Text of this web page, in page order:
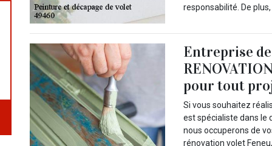
responsabilité. De
Entreprise
pour tout
Si vous souhaitez
est spécialiste dans le
nous occuperons de
rénovation volet